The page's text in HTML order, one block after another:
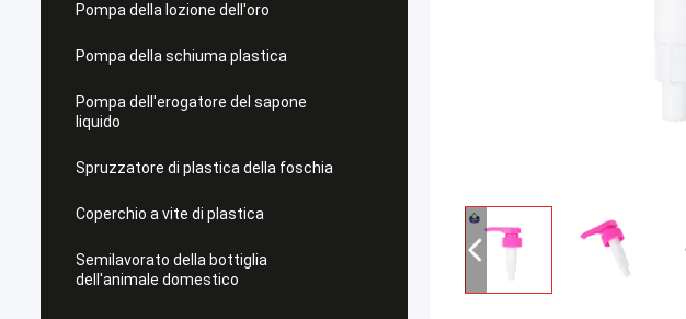
Pompa della lozione dell'oro
Pompa della schiuma plastica
Pompa dell'erogatore del sapone
liquido
Spruzzatore di plastica della foschia
Coperchio a vite di plastica
Semilavorato della bottiglia
dell'animale domestico